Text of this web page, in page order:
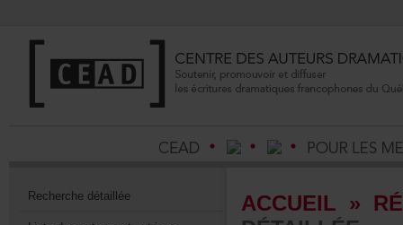
Recherchedétaillée ACCUEIL »